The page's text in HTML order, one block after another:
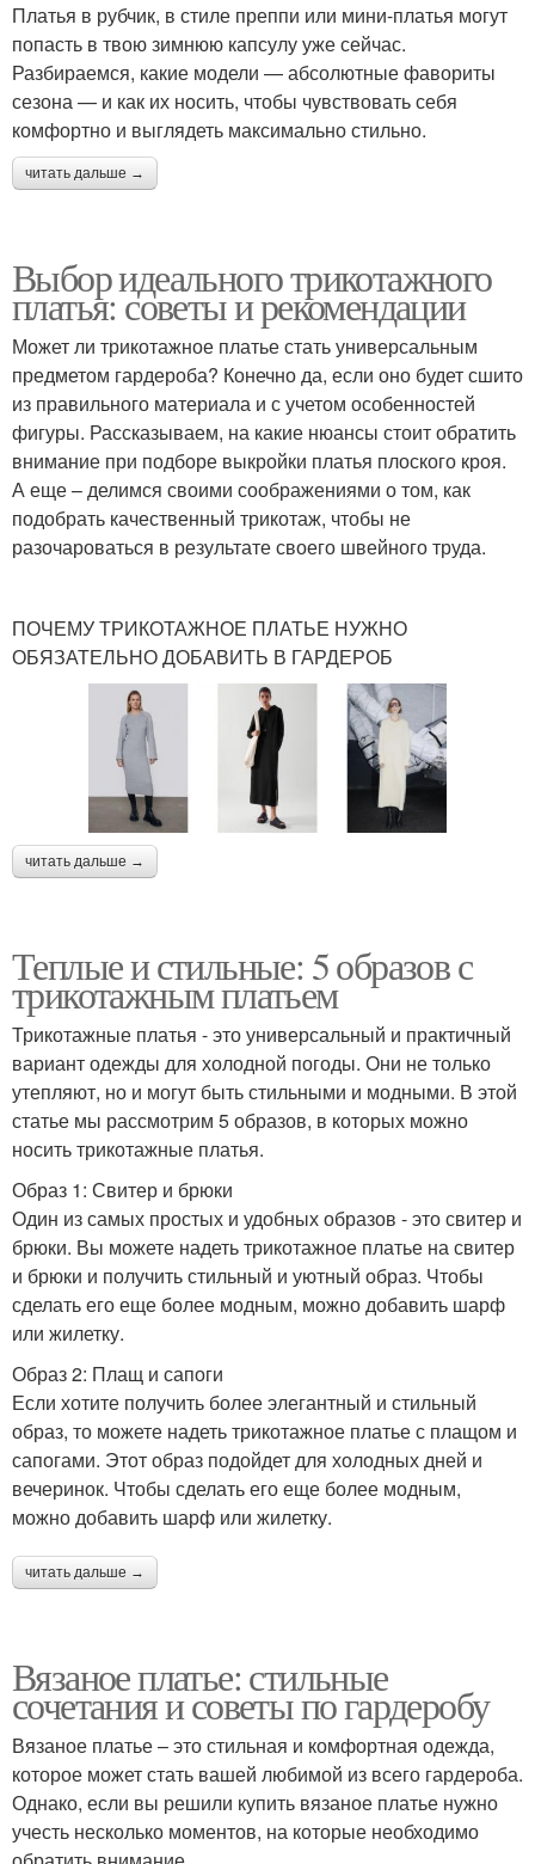
Платья в рубчик, в стиле преппи или мини-платья могут
попасть в твою зимнюю капсулу уже сейчас.
Разбираемся, какие модели — абсолютные фавориты
сезона — и как их носить, чтобы чувствовать себя
комфортно и выглядеть максимально стильно.
читать дальше →
Выбор идеального трикотажного
платья: советы и рекомендации
Может ли трикотажное платье стать универсальным
предметом гардероба? Конечно да, если оно будет сшито
из правильного материала и с учетом особенностей
фигуры. Рассказываем, на какие нюансы стоит обратить
внимание при подборе выкройки платья плоского кроя.
А еще – делимся своими соображениями о том, как
подобрать качественный трикотаж, чтобы не
разочароваться в результате своего швейного труда.
ПОЧЕМУ ТРИКОТАЖНОЕ ПЛАТЬЕ НУЖНО
ОБЯЗАТЕЛЬНО ДОБАВИТЬ В ГАРДЕРОБ
читать дальше →
Теплые и стильные: 5 образов с
трикотажным платьем
Трикотажные платья - это универсальный и практичный
вариант одежды для холодной погоды. Они не только
утепляют, но и могут быть стильными и модными. В этой
статье мы рассмотрим 5 образов, в которых можно
носить трикотажные платья.
Образ 1: Свитер и брюки
Один из самых простых и удобных образов - это свитер и
брюки. Вы можете надеть трикотажное платье на свитер
и брюки и получить стильный и уютный образ. Чтобы
сделать его еще более модным, можно добавить шарф
или жилетку.
Образ 2: Плащ и сапоги
Если хотите получить более элегантный и стильный
образ, то можете надеть трикотажное платье с плащом и
сапогами. Этот образ подойдет для холодных дней и
вечеринок. Чтобы сделать его еще более модным,
можно добавить шарф или жилетку.
читать дальше →
Вязаное платье: стильные
сочетания и советы по гардеробу
Вязаное платье – это стильная и комфортная одежда,
которое может стать вашей любимой из всего гардероба.
Однако, если вы решили купить вязаное платье нужно
учесть несколько моментов, на которые необходимо